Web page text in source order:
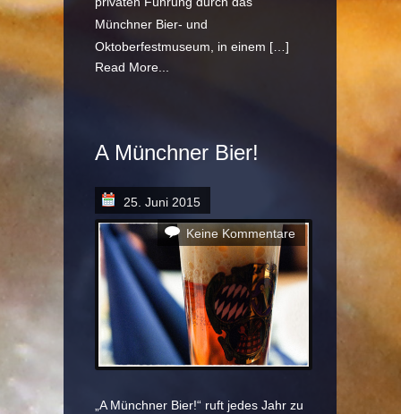
Münchner Bier- und
Oktoberfestmuseum, in einem […]
Read More...
A Münchner Bier!
25. Juni 2015
Keine Kommentare
„A Münchner Bier!“ ruft jedes Jahr zu